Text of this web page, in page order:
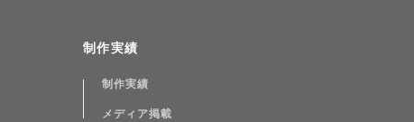
制作実績
制作実績
メディア掲載